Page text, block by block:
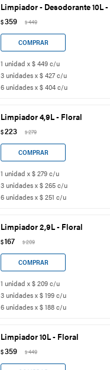
Limpiador - Desodorante 10L
$359 $449
1 unidad x $ 449 c/u
3 unidades x $ 427 c/u
6 unidades x $ 404 c/u
Limpiador 4,9L - Floral
$223 $279
1 unidad x $ 279 c/u
3 unidades x $ 265 c/u
6 unidades x $ 251 c/u
Limpiador 2,9L - Floral
$167 $209
1 unidad x $ 209 c/u
3 unidades x $ 199 c/u
6 unidades x $ 188 c/u
Limpiador 10L - Floral
$359 $449